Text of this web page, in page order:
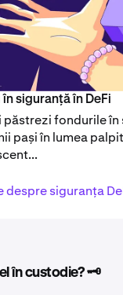
siguranță în DeFi
păstrezi fondurile
pași în lumea
despre siguranța
în custodie? 🗝️